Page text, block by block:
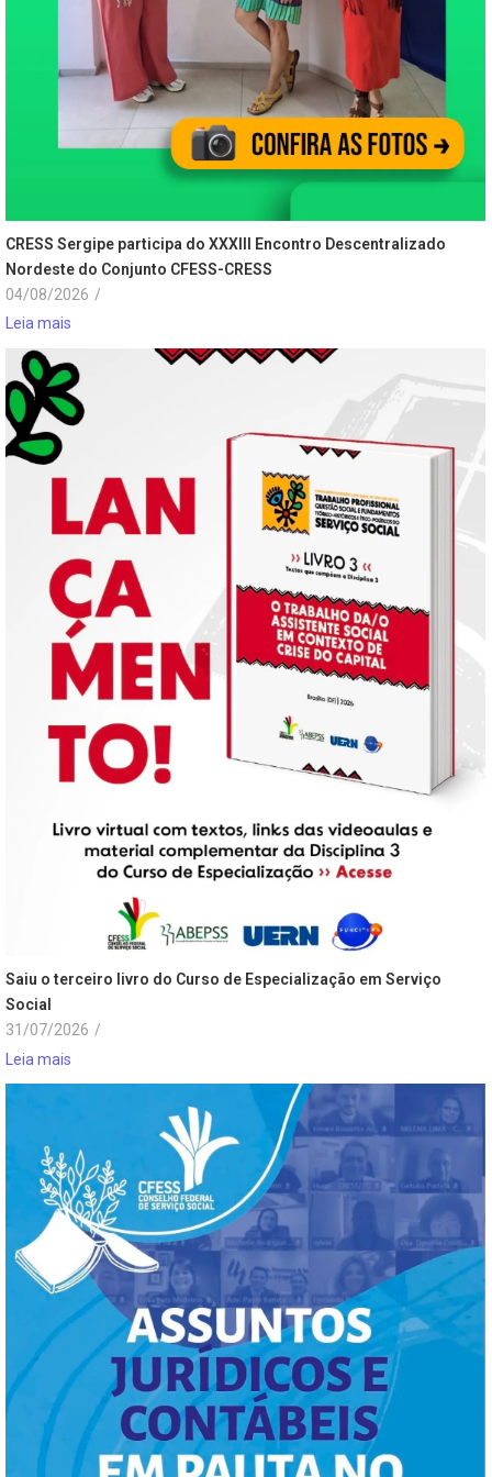
CRESS Sergipe participa do XXXIII Encontro Descentralizado
Nordeste do Conjunto CFESS-CRESS
04/08/2026 /
Leia mais
Saiu o terceiro livro do Curso de Especialização em Serviço
Social
31/07/2026 /
Leia mais